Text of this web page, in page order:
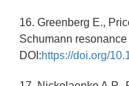
16. Greenberg E.,
Schumann
DOI:https://doi.org/